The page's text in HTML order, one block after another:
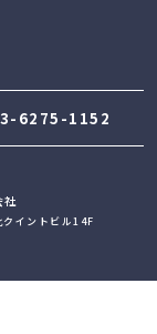
6275-1152
社
イントビル14F